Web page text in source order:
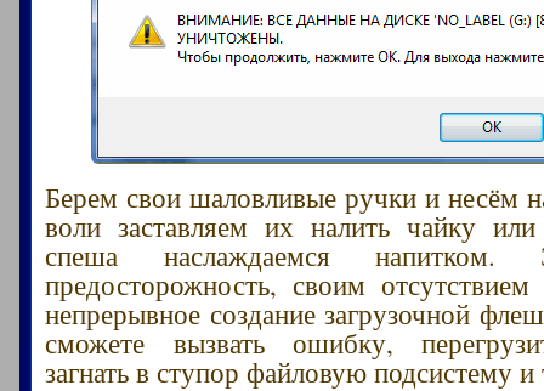
Берем свои шаловливые ручки и несём
воли заставляем их налить чайку
спеша наслаждаемся напитком.
предосторожность, своим
непрерывное создание загрузочной
сможете вызвать ошибку,
загнать в ступор файловую подсистему и